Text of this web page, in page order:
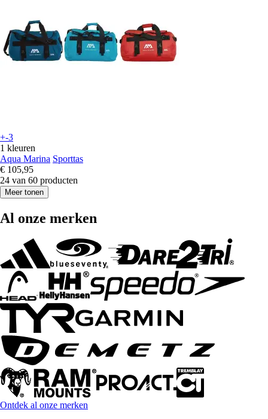
+-3
1 kleuren
Aqua Marina Sporttas
€ 105,95
24 van 60 producten
Meer tonen
Al onze merken
Ontdek al onze merken